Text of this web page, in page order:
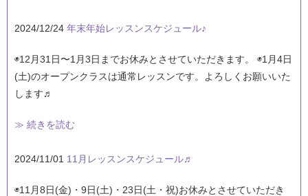
2024/12/24 年末年始レッスンスケジュール♪
◉12月31日〜1月3日までお休みとさせていただきます。 ◉1月4日
(土)のオープンクラスは通常レッスンです。よろしくお願いいた
します♬
≫ 続きを読む
2024/11/01 11月レッスンスケジュール♬
◉11月8日(金)・9日(土)・23日(土・祝)お休みとさせていただき